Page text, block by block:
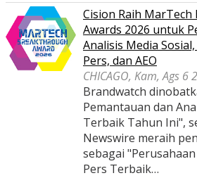
Cision Raih
Awards 2026 untuk
Analisis Media
Pers, dan AEO
CHICAGO, Kam, Ags 6
Brandwatch
Pemantauan dan
Terbaik Tahun Ini",
Newswire meraih
sebagai
Pers Terbaik…